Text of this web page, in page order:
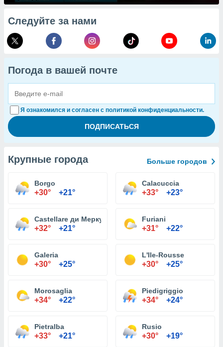
Следуйте за нами
Погода в вашей почте
Я ознакомился и согласен с политикой конфиденциальности.
Крупные города Больше городов
Borgo
+30° +21°
Calacuccia
+33° +23°
Castellare ди Меркурио
+32° +21°
Furiani
+31° +22°
Galeria
+30° +25°
L'Ile-Rousse
+30° +25°
Morosaglia
+34° +22°
Piedigriggio
+34° +24°
Pietralba
+33° +21°
Rusio
+30° +19°